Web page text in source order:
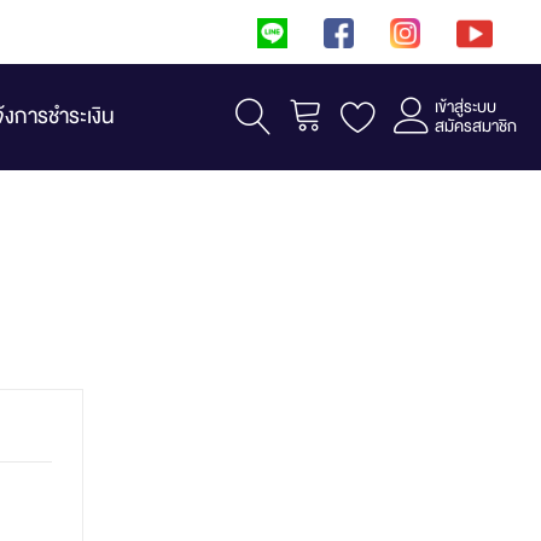
การชำระเงิน รถเข็น เข้าสู่ระบบ
สมัครสมาชิก